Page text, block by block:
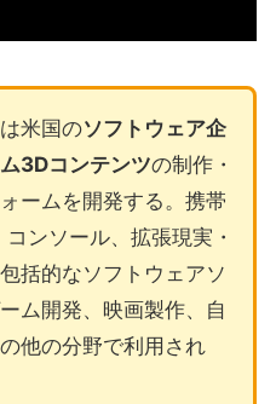
米国のソフトウェア企
3Dコンテンツの制作・
ームを開発する。携帯
ンソール、拡張現実・
括的なソフトウェアソ
ム開発、映画製作、自
他の分野で利用され